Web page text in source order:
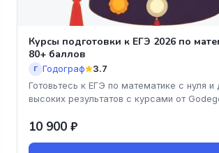
Курсы подготовки к ЕГЭ 2026 по
80+ баллов
Г Годограф 3.7
Готовьтесь к ЕГЭ по математике с нуля и
высоких результатов с курсами от
10 900 ₽